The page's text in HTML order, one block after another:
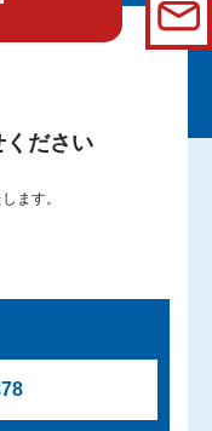
ください
ます。